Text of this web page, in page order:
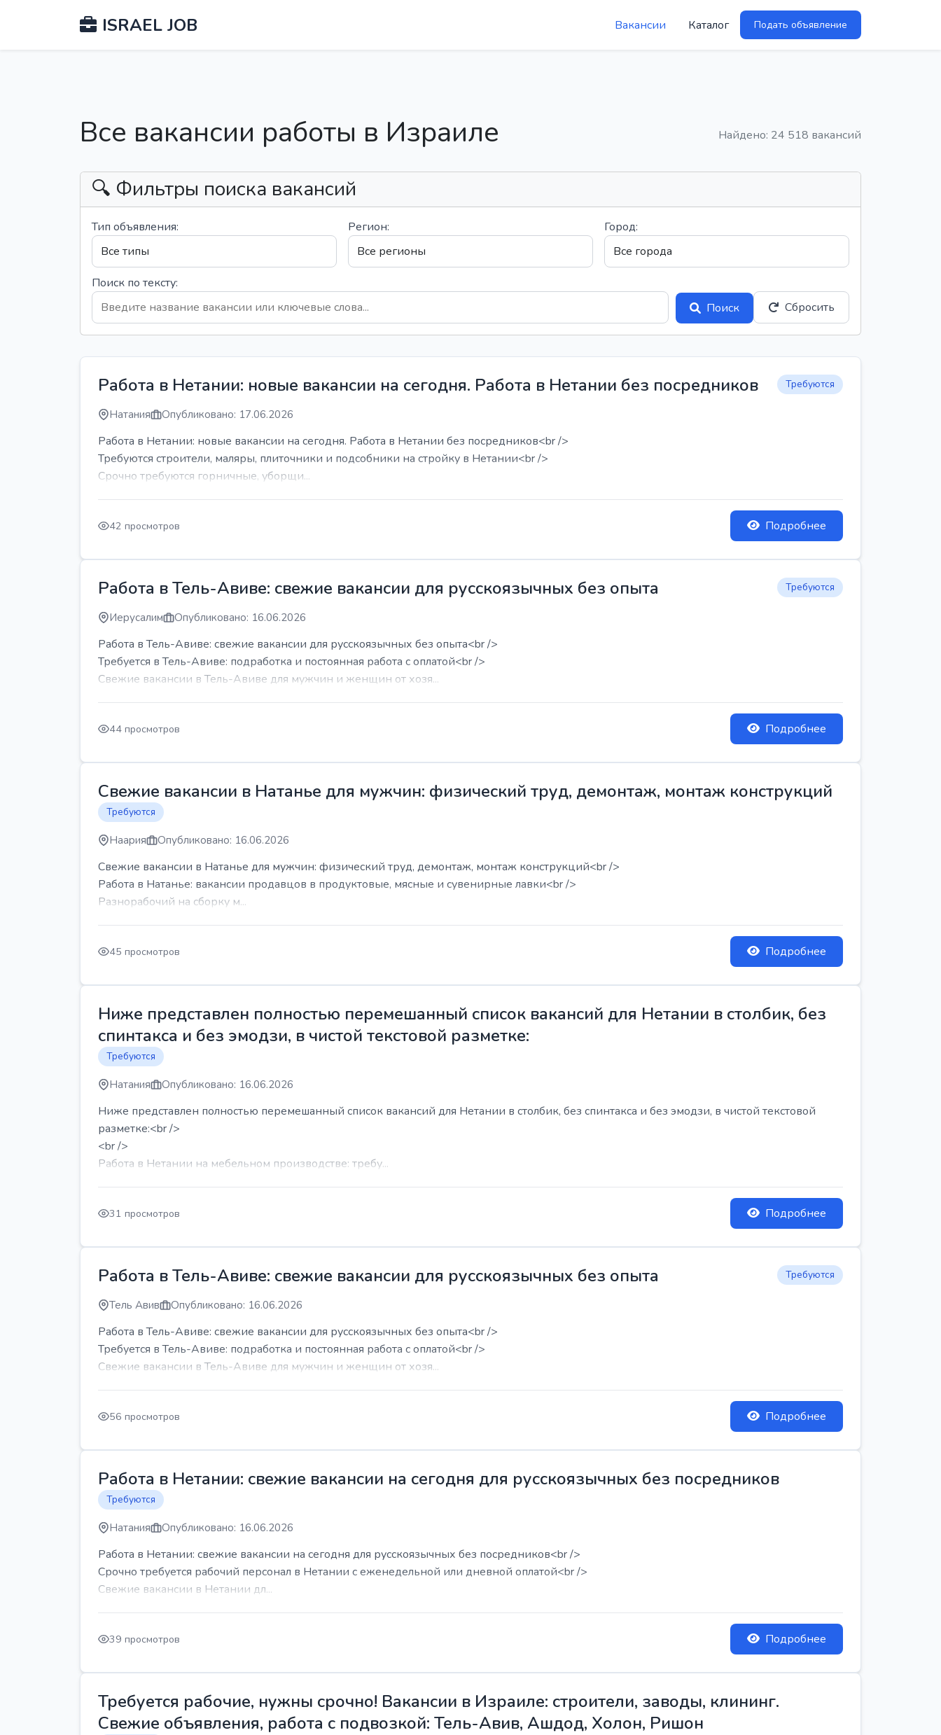
ISRAEL JOB Вакансии Каталог Подать объявление
Все вакансии работы в Израиле Найдено: 24 518 вакансий
🔍 Фильтры поиска вакансий
Тип объявления: Регион: Город:
Поиск по тексту:
Поиск
Сбросить
Работа в Нетании: новые вакансии на сегодня. Работа в Нетании без посредников Требуются
Натания Опубликовано: 17.06.2026
Работа в Нетании: новые вакансии на сегодня. Работа в Нетании без посредников<br />
Требуются строители, маляры, плиточники и подсобники на стройку в Нетании<br />
Срочно требуются горничные, уборщи...
42 просмотров Подробнее
Работа в Тель-Авиве: свежие вакансии для русскоязычных без опыта Требуются
Иерусалим Опубликовано: 16.06.2026
Работа в Тель-Авиве: свежие вакансии для русскоязычных без опыта<br />
Требуется в Тель-Авиве: подработка и постоянная работа с оплатой<br />
Свежие вакансии в Тель-Авиве для мужчин и женщин от хозя...
44 просмотров Подробнее
Свежие вакансии в Натанье для мужчин: физический труд, демонтаж, монтаж конструкций
Требуются
Наария Опубликовано: 16.06.2026
Свежие вакансии в Натанье для мужчин: физический труд, демонтаж, монтаж конструкций<br />
Работа в Натанье: вакансии продавцов в продуктовые, мясные и сувенирные лавки<br />
Разнорабочий на сборку м...
45 просмотров Подробнее
Ниже представлен полностью перемешанный список вакансий для Нетании в столбик, без
спинтакса и без эмодзи, в чистой текстовой разметке:
Требуются
Натания Опубликовано: 16.06.2026
Ниже представлен полностью перемешанный список вакансий для Нетании в столбик, без спинтакса и без эмодзи, в чистой текстовой
разметке:<br />
<br />
Работа в Нетании на мебельном производстве: требу...
31 просмотров Подробнее
Работа в Тель-Авиве: свежие вакансии для русскоязычных без опыта Требуются
Тель Авив Опубликовано: 16.06.2026
Работа в Тель-Авиве: свежие вакансии для русскоязычных без опыта<br />
Требуется в Тель-Авиве: подработка и постоянная работа с оплатой<br />
Свежие вакансии в Тель-Авиве для мужчин и женщин от хозя...
56 просмотров Подробнее
Работа в Нетании: свежие вакансии на сегодня для русскоязычных без посредников
Требуются
Натания Опубликовано: 16.06.2026
Работа в Нетании: свежие вакансии на сегодня для русскоязычных без посредников<br />
Срочно требуется рабочий персонал в Нетании с еженедельной или дневной оплатой<br />
Свежие вакансии в Нетании дл...
39 просмотров Подробнее
Требуется рабочие, нужны срочно! Вакансии в Израиле: строители, заводы, клининг.
Свежие объявления, работа с подвозкой: Тель-Авив, Ашдод, Холон, Ришон